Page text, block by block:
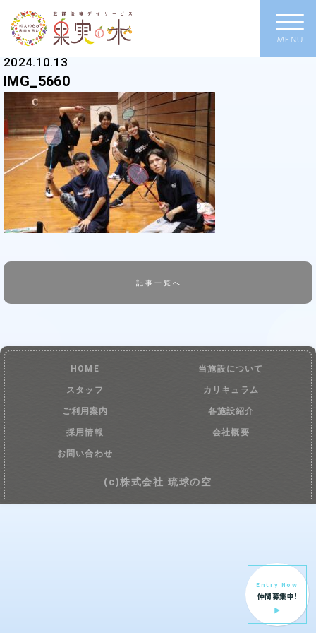
2024.10.13
IMG_5660
記事一覧へ
Entry Now
仲間募集中!
HOME 当施設について
スタッフ カリキュラム
ご利用案内 各施設紹介
採用情報 会社概要
お問い合わせ
(c)株式会社 琉球の空